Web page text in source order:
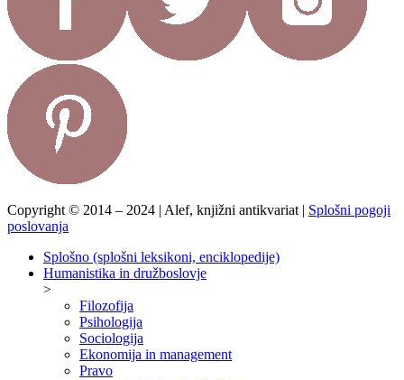
Copyright © 2014 – 2024 | Alef, knjižni antikvariat | Splošni pogoji
poslovanja
Splošno (splošni leksikoni, enciklopedije)
Humanistika in družboslovje
>
Filozofija
Psihologija
Sociologija
Ekonomija in management
Pravo